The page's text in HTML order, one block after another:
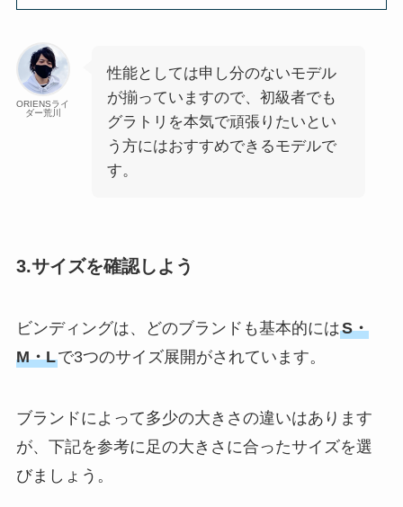
ORIENSライ
ダー荒川
性能としては申し分のないモデル
が揃っていますので、初級者でも
グラトリを本気で頑張りたいとい
う方にはおすすめできるモデルで
す。
3.サイズを確認しよう
ビンディングは、どのブランドも基本的にはS・
M・Lで3つのサイズ展開がされています。
ブランドによって多少の大きさの違いはあります
が、下記を参考に足の大きさに合ったサイズを選
びましょう。